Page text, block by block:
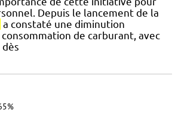
Depuis le lancement de la
a constaté une diminution
de carburant, avec
dès